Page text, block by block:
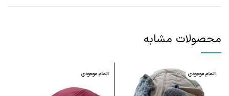
محصولات مشابه
اتمام موجودی اتمام موجودی